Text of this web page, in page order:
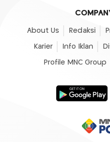
About Us Redaksi
Karier Info Iklan
Profile MNC Group